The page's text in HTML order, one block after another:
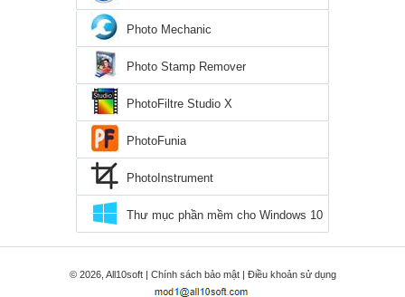
Photo Mechanic
Photo Stamp Remover
PhotoFiltre Studio X
PhotoFunia
PhotoInstrument
Thư mục phần mềm cho Windows 10
© 2026, All10soft | Chính sách bảo mật| Điều khoản sử dụng